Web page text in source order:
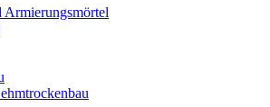
Armierungsmörtel